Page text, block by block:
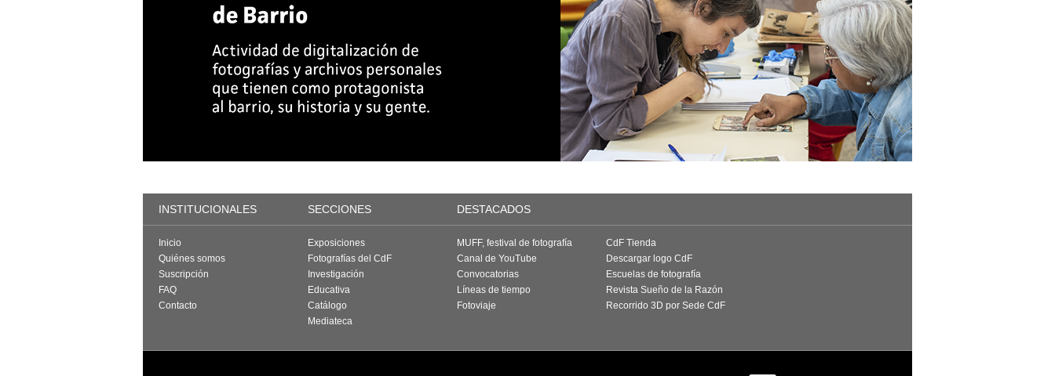
INSTITUCIONALES SECCIONES DESTACADOS
Inicio
Quiénes somos
Suscripción
FAQ
Contacto
Exposiciones
Fotografías del CdF
Investigación
Educativa
Catálogo
Mediateca
MUFF, festival de fotografía
Canal de YouTube
Convocatorias
Líneas de tiempo
Fotoviaje
CdF Tienda
Descargar logo CdF
Escuelas de fotografía
Revista Sueño de la Razón
Recorrido 3D por Sede CdF